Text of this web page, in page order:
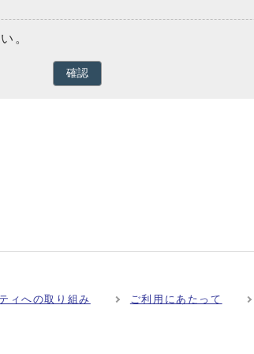
。
確認
ィへの取り組み ご利用にあたって